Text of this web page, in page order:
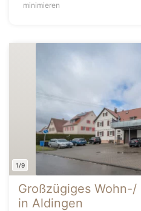
minimieren
1/9
Großzügiges
in Aldingen